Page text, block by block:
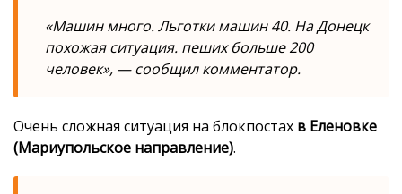
«Машин много. Льготки машин 40. На Донецк
похожая ситуация. пеших больше 200
человек», — сообщил комментатор.
Очень сложная ситуация на блокпостах в Еленовке
(Мариупольское направление).